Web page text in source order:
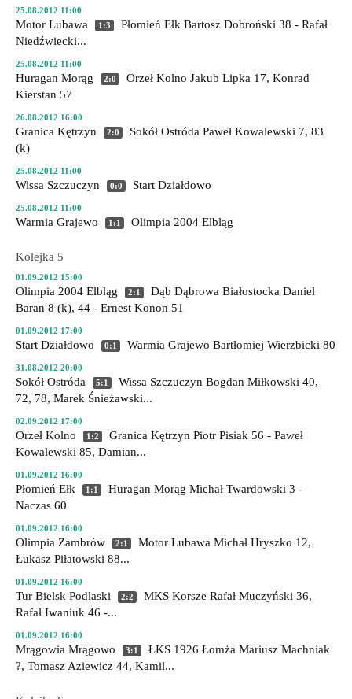
25.08.2012 11:00
Motor Lubawa 1:3 Płomień Ełk Bartosz Dobroński 38 - Rafał
Niedźwiecki...
25.08.2012 11:00
Huragan Morąg 2:0 Orzeł Kolno Jakub Lipka 17, Konrad
Kierstan 57
26.08.2012 16:00
Granica Kętrzyn 2:0 Sokół Ostróda Paweł Kowalewski 7, 83
(k)
25.08.2012 11:00
Wissa Szczuczyn 0:0 Start Działdowo
25.08.2012 11:00
Warmia Grajewo 1:1 Olimpia 2004 Elbląg
Kolejka 5
01.09.2012 15:00
Olimpia 2004 Elbląg 2:1 Dąb Dąbrowa Białostocka Daniel
Baran 8 (k), 44 - Ernest Konon 51
01.09.2012 17:00
Start Działdowo 0:1 Warmia Grajewo Bartłomiej Wierzbicki 80
31.08.2012 20:00
Sokół Ostróda 5:1 Wissa Szczuczyn Bogdan Miłkowski 40,
72, 78, Marek Śnieżawski...
02.09.2012 17:00
Orzeł Kolno 1:2 Granica Kętrzyn Piotr Pisiak 56 - Paweł
Kowalewski 85, Damian...
01.09.2012 16:00
Płomień Ełk 1:1 Huragan Morąg Michał Twardowski 3 -
Naczas 60
01.09.2012 16:00
Olimpia Zambrów 2:1 Motor Lubawa Michał Hryszko 12,
Łukasz Piłatowski 88...
01.09.2012 16:00
Tur Bielsk Podlaski 2:2 MKS Korsze Rafał Muczyński 36,
Rafał Iwaniuk 46 -...
01.09.2012 16:00
Mrągowia Mrągowo 3:1 ŁKS 1926 Łomża Mariusz Machniak
?, Tomasz Aziewicz 44, Kamil...